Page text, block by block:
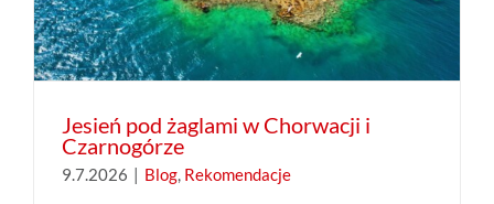
Jesień pod żaglami w Chorwacji i
Czarnogórze
9.7.2026 Blog, Rekomendacje